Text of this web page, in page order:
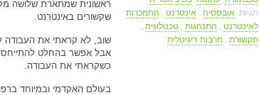
תגיות: אובססיה , אינטרנט , התמכרות
לאינטרנט , התנהגות , טכנולוגיה ,
תקשורת , תרבות דיגיטלית
ראשונית שמתארת שלושה
שקשורים באינטרנט.
שוב, לא קראתי את העבודה
אבל אפשר בהחלט
כשקראתי את העבודה.
בעולם האקדמי ובמיוחד